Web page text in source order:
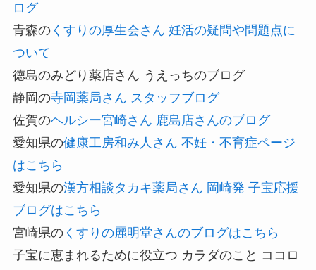
ログ
青森のくすりの厚生会さん 妊活の疑問や問題点に
ついて
徳島のみどり薬店さん うえっちのブログ
静岡の寺岡薬局さん スタッフブログ
佐賀のヘルシー宮崎さん 鹿島店さんのブログ
愛知県の健康工房和み人さん 不妊・不育症ページ
はこちら
愛知県の漢方相談タカキ薬局さん 岡崎発 子宝応援
ブログはこちら
宮崎県のくすりの麗明堂さんのブログはこちら
子宝に恵まれるために役立つ カラダのこと ココロ